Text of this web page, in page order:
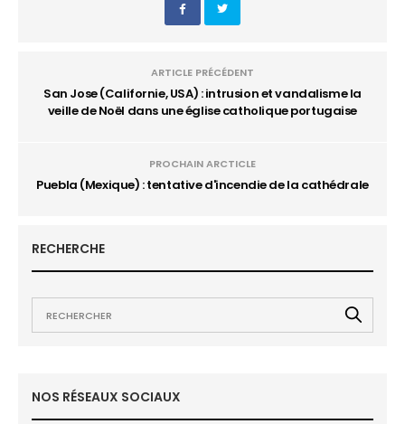
ARTICLE PRÉCÉDENT
San Jose (Californie, USA) : intrusion et vandalisme la
veille de Noël dans une église catholique portugaise
PROCHAIN ARCTICLE
Puebla (Mexique) : tentative d'incendie de la cathédrale
RECHERCHE
NOS RÉSEAUX SOCIAUX